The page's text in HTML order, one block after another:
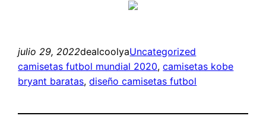
julio 29, 2022dealcoolyaUncategorized
camisetas futbol mundial 2020, camisetas kobe
bryant baratas, diseño camisetas futbol